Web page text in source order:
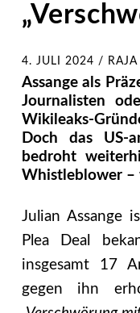
4. JULI 2024 /
Assange als
Journalisten
Wikileaks-
Doch das US-
bedroht
Whistleblower –
Julian Assange
Plea Deal
insgesamt 17
gegen ihn